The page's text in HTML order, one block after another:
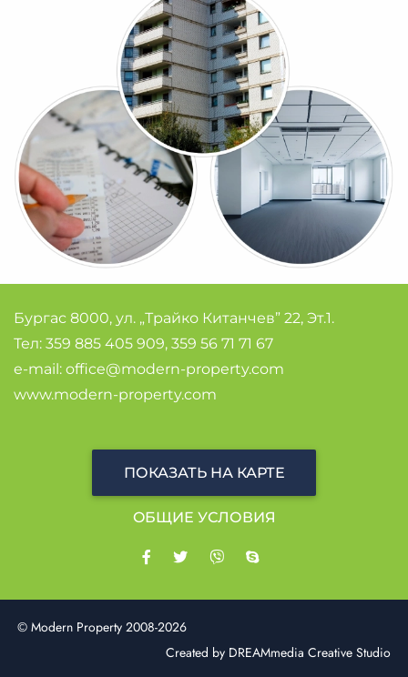
Бургас 8000, ул. „Трайко Китанчев” 22, Эт.1.
Тел: 359 885 405 909, 359 56 71 71 67
e-mail: office@modern-property.com
www.modern-property.com
ПОКАЗАТЬ НА КАРТЕ
OБЩИЕ УСЛОВИЯ
© Modern Property 2008-2026
Created by DREAMmedia Creative Studio